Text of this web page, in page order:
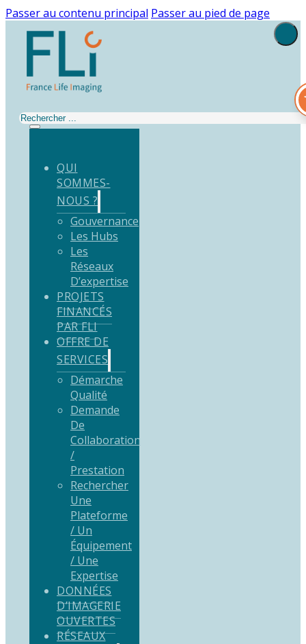
Passer au contenu principal Passer au pied de page
Rechercher
QUI
SOMMES-
NOUS ?
Gouvernance
Les Hubs
Les
Réseaux
D’expertise
PROJETS
FINANCÉS
PAR FLI
OFFRE DE
SERVICES
Démarche
Qualité
Demande
De
Collaboration
/
Prestation
Rechercher
Une
Plateforme
/ Un
Équipement
/ Une
Expertise
DONNÉES
D’IMAGERIE
OUVERTES
RÉSEAUX